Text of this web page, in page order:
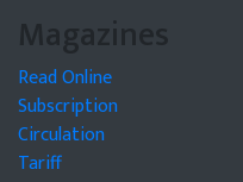
Magazines
Read Online
Subscription
Circulation
Tariff